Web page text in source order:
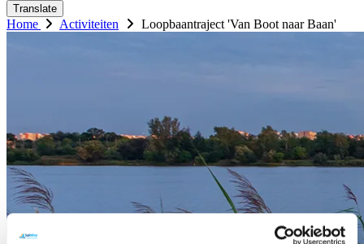
Translate
Home Activiteiten Loopbaantraject 'Van Boot naar Baan'